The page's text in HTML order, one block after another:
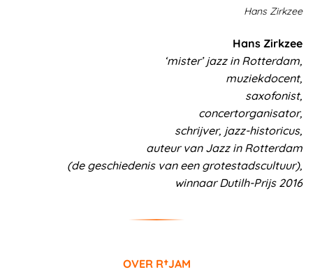
Hans Zirkzee
Hans Zirkzee
‘mister’ jazz in Rotterdam,
muziekdocent,
saxofonist,
concertorganisator,
schrijver, jazz-historicus,
auteur van Jazz in Rotterdam
(de geschiedenis van een grotestadscultuur),
winnaar Dutilh-Prijs 2016
OVER R†JAM